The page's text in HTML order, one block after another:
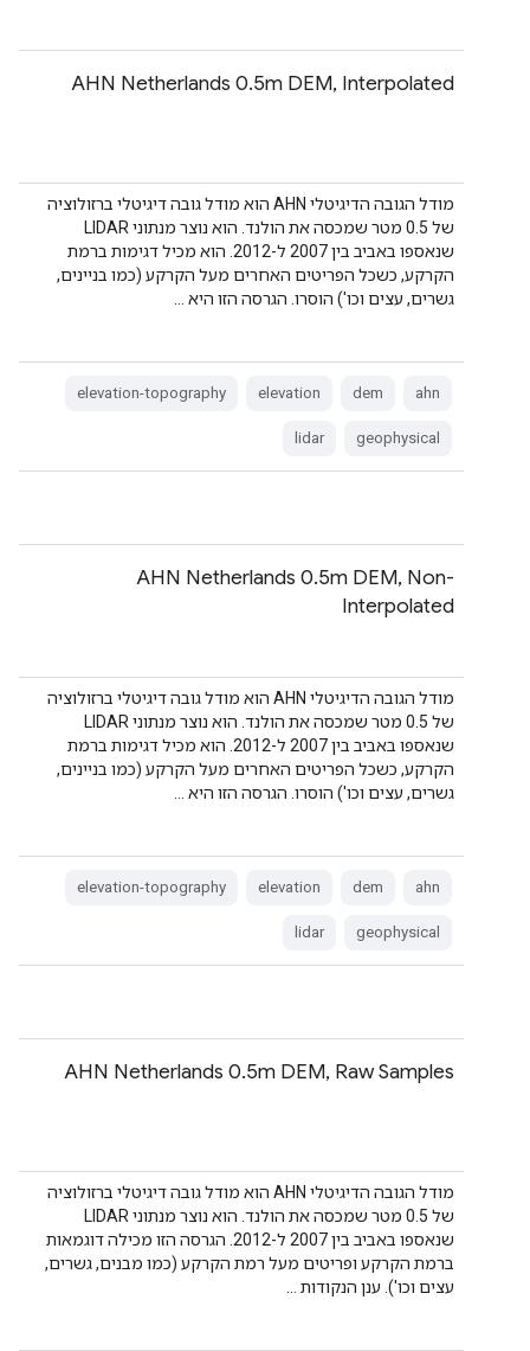
‫AHN Netherlands 0.5m DEM, Interpolated
מודל הגובה הדיגיטלי AHN הוא מודל גובה דיגיטלי ברזולוציה
של 0.5 מטר שמכסה את הולנד. הוא נוצר מנתוני LIDAR
שנאספו באביב בין 2007 ל-2012. הוא מכיל דגימות ברמת
הקרקע, כשכל הפריטים האחרים מעל הקרקע (כמו בניינים,
גשרים, עצים וכו') הוסרו. הגרסה הזו היא …
ahn
dem
elevation
elevation-topography
geophysical
lidar
‫AHN Netherlands 0.5m DEM, Non-
Interpolated
מודל הגובה הדיגיטלי AHN הוא מודל גובה דיגיטלי ברזולוציה
של 0.5 מטר שמכסה את הולנד. הוא נוצר מנתוני LIDAR
שנאספו באביב בין 2007 ל-2012. הוא מכיל דגימות ברמת
הקרקע, כשכל הפריטים האחרים מעל הקרקע (כמו בניינים,
גשרים, עצים וכו') הוסרו. הגרסה הזו היא …
ahn
dem
elevation
elevation-topography
geophysical
lidar
AHN Netherlands 0.5m DEM, Raw Samples
מודל הגובה הדיגיטלי AHN הוא מודל גובה דיגיטלי ברזולוציה
של 0.5 מטר שמכסה את הולנד. הוא נוצר מנתוני LIDAR
שנאספו באביב בין 2007 ל-2012. הגרסה הזו מכילה דוגמאות
ברמת הקרקע ופריטים מעל רמת הקרקע (כמו מבנים, גשרים,
עצים וכו'). ענן הנקודות …